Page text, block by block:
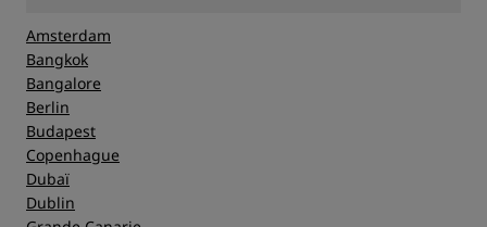
Amsterdam
Bangkok
Bangalore
Berlin
Budapest
Copenhague
Dubaï
Dublin